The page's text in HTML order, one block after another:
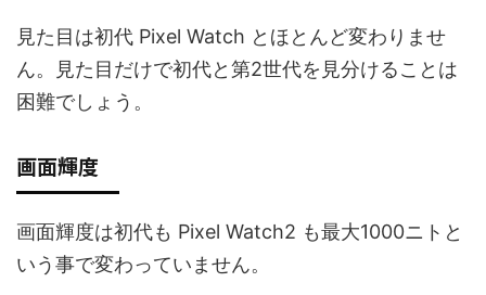
見た目は初代 Pixel Watch とほとんど変わりませ
ん。見た目だけで初代と第2世代を見分けることは
困難でしょう。
画面輝度
画面輝度は初代も Pixel Watch2 も最大1000ニトと
いう事で変わっていません。